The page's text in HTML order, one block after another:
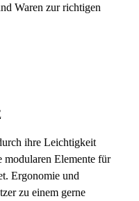
Waren zur richtigen
ihre Leichtigkeit
modularen Elemente für
Ergonomie und
zu einem gerne